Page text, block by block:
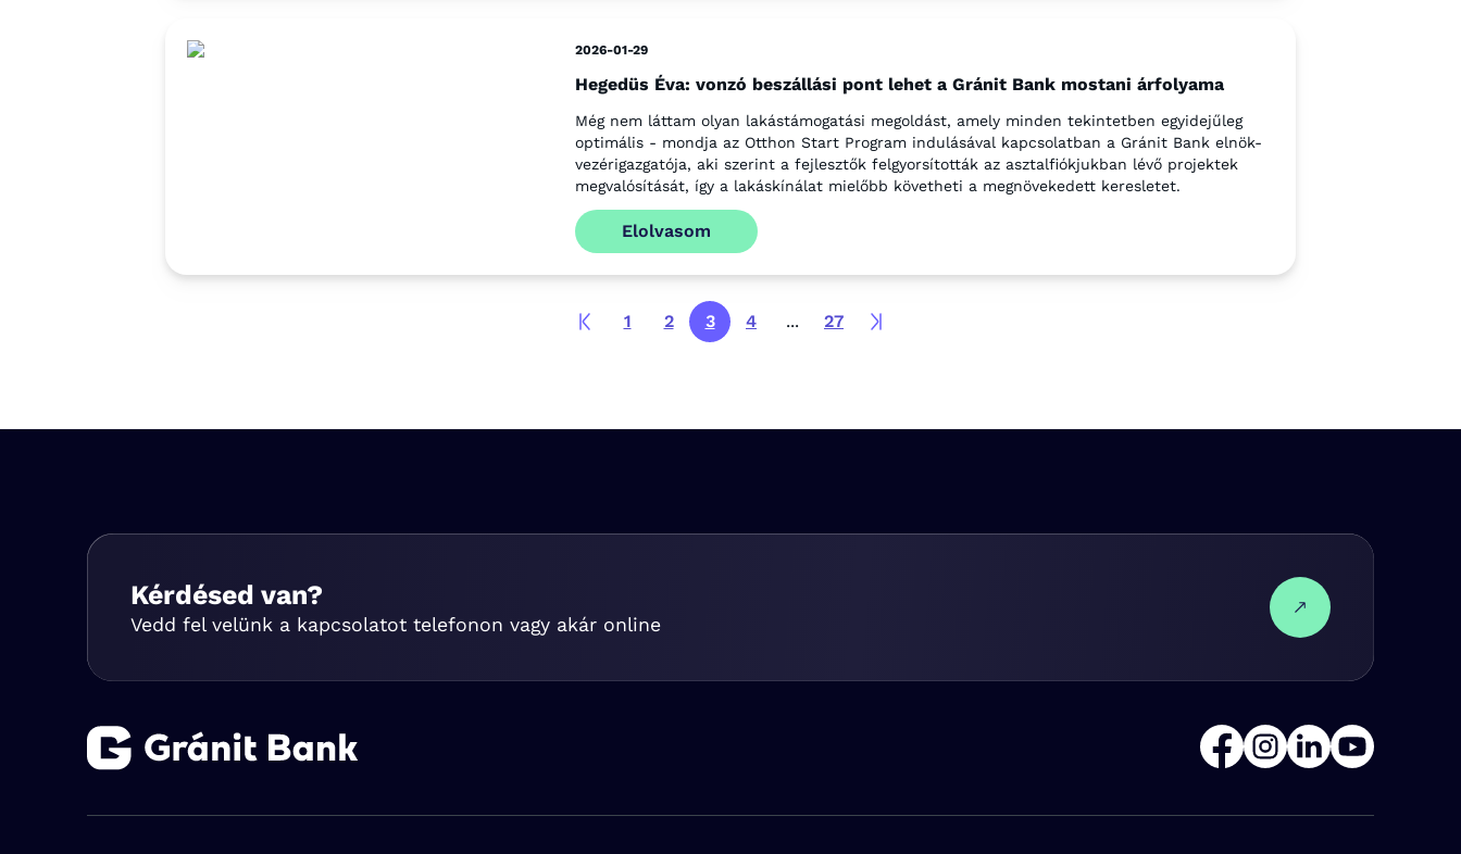
2026-01-29
Hegedüs Éva: vonzó beszállási pont lehet a Gránit Bank mostani árfolyama
Még nem láttam olyan lakástámogatási megoldást, amely minden tekintetben egyidejűleg
optimális - mondja az Otthon Start Program indulásával kapcsolatban a Gránit Bank elnök-
vezérigazgatója, aki szerint a fejlesztők felgyorsították az asztalfiókjukban lévő projektek
megvalósítását, így a lakáskínálat mielőbb követheti a megnövekedett keresletet.
Elolvasom
1 2 3 4 ... 27
Kérdésed van?
Vedd fel velünk a kapcsolatot telefonon vagy akár online